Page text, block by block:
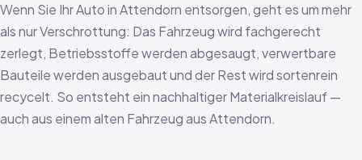
Wenn Sie Ihr Auto in Attendorn entsorgen, geht es um mehr
als nur Verschrottung: Das Fahrzeug wird fachgerecht
zerlegt, Betriebsstoffe werden abgesaugt, verwertbare
Bauteile werden ausgebaut und der Rest wird sortenrein
recycelt. So entsteht ein nachhaltiger Materialkreislauf —
auch aus einem alten Fahrzeug aus Attendorn.